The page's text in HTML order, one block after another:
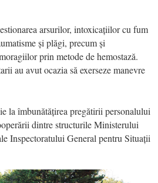
arsurilor, intoxicațiilor cu fum
și plăgi, precum și
prin metode de hemostază.
au avut ocazia să exerseze manevre
la îmbunătățirea pregătirii personalului
dintre structurile Ministerului
Inspectoratului General pentru Situații